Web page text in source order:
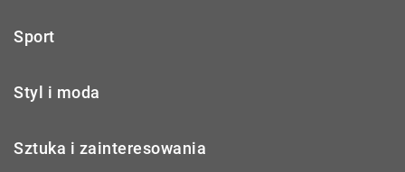
Sport
Styl i moda
Sztuka i zainteresowania